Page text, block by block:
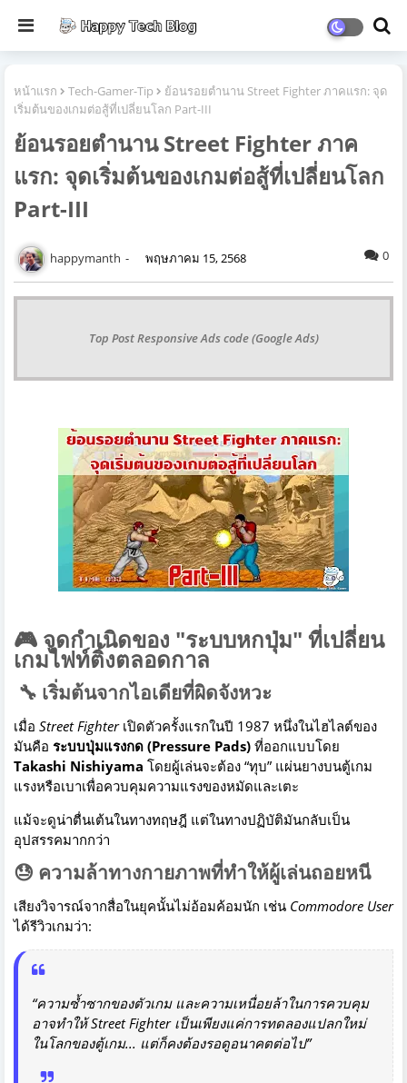
หน้าแรก Tech-Gamer-Tip
ย้อนรอยตำนาน Street Fighter ภาคแรก: จุด
เริ่มต้นของเกมต่อสู้ที่เปลี่ยนโลก Part-III
ย้อนรอยตำนาน Street Fighter ภาค
แรก: จุดเริ่มต้นของเกมต่อสู้ที่เปลี่ยนโลก
Part-III
happymanth พฤษภาคม 15, 2568 0
Top Post Responsive Ads code (Google Ads)
🎮 จุดกำเนิดของ "ระบบหกปุ่ม" ที่เปลี่ยน
เกมไฟท์ติ้งตลอดกาล
🔧 เริ่มต้นจากไอเดียที่ผิดจังหวะ
เมื่อ Street Fighterเปิดตัวครั้งแรกในปี 1987 หนึ่งในไฮไลต์ของ
มันคือ ระบบปุ่มแรงกด (Pressure Pads) ที่ออกแบบโดย
Takashi Nishiyama โดยผู้เล่นจะต้อง “ทุบ” แผ่นยางบนตู้เกม
แรงหรือเบาเพื่อควบคุมความแรงของหมัดและเตะ
แม้จะดูน่าตื่นเต้นในทางทฤษฎี แต่ในทางปฏิบัติมันกลับเป็น
อุปสรรคมากกว่า
😓 ความล้าทางกายภาพที่ทำให้ผู้เล่นถอยหนี
เสียงวิจารณ์จากสื่อในยุคนั้นไม่อ้อมค้อมนัก เช่น Commodore User
ได้รีวิวเกมว่า:
“ความซ้ำซากของตัวเกม และความเหนื่อยล้าในการควบคุม
อาจทำให้Street Fighterเป็นเพียงแค่การทดลองแปลกใหม่
ในโลกของตู้เกม... แต่ก็คงต้องรอดูอนาคตต่อไป”